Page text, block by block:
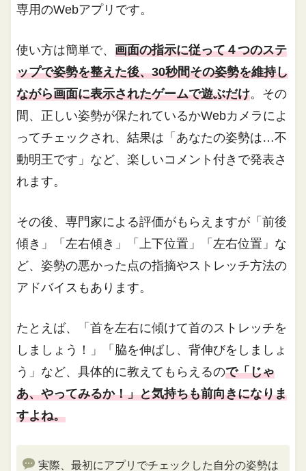
専用のWebアプリです。
使い方は簡単で、画面の指示に従って４つのステ
ップで姿勢を整えた後、30秒間その姿勢を維持し
ながら画面に表示されたゲームで遊ぶだけ。その
間、正しい姿勢が保たれているかWebカメラによ
ってチェックされ、結果は「あなたの姿勢は…不
動明王です」など、楽しいコメント付きで発表さ
れます。
その後、専門家による評価がもらえますが「前後
傾き」「左右傾き」「上下位置」「左右位置」な
ど、姿勢の悪かった点の指摘やストレッチ方法の
アドバイスもあります。
たとえば、「首を左右に傾けて首のストレッチを
しましょう！」「脇を伸ばし、背伸びをしましょ
う」など、具体的に教えてもらえるので「じゃ
あ、やってみるか！」と気持ちも前向きになりま
すよね。
実際、最初にアプリでチェックした自分の姿勢は